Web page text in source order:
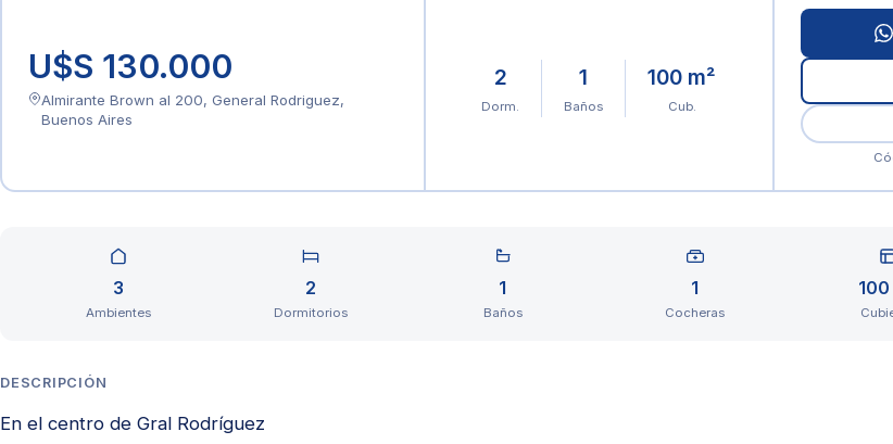
U$S 130.000
Almirante Brown al 200, General Rodriguez,
Buenos Aires
2
Dorm.
1
Baños
100 m²
Cub.
3
Ambientes
2
Dormitorios
1
Baños
1
Cocheras
100
DESCRIPCIÓN
En el centro de Gral Rodríguez